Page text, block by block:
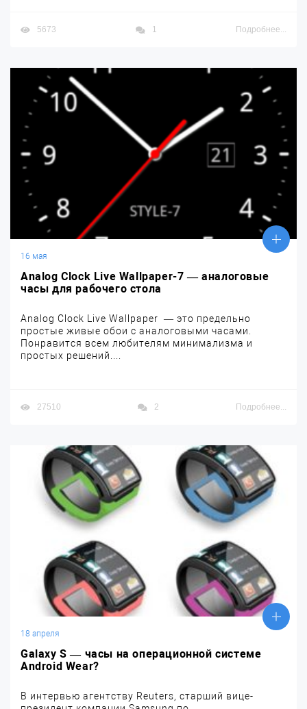
5673 1 Подробнее...
16 мая
Analog Clock Live Wallpaper-7 — аналоговые
часы для рабочего стола
Analog Clock Live Wallpaper — это предельно
простые живые обои с аналоговыми часами.
Понравится всем любителям минимализма и
простых решений....
27510 2 Подробнее...
18 апреля
Galaxy S — часы на операционной системе
Android Wear?
В интервью агентству Reuters, старший вице-